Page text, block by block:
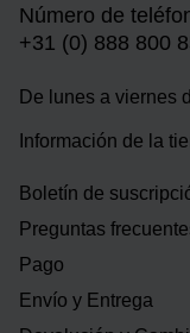
Número de
+31 (0) 888 800
De lunes a viernes
Información de la
Boletín de
Preguntas
Pago
Envío y Entrega